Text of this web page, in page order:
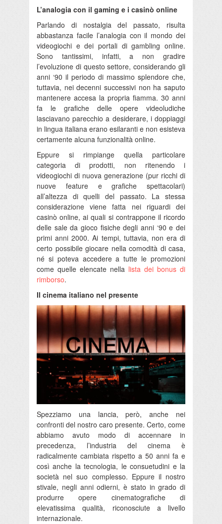
L’analogia con il gaming e i casinò online
Parlando di nostalgia del passato, risulta
abbastanza facile l’analogia con il mondo dei
videogiochi e dei portali di gambling online.
Sono tantissimi, infatti, a non gradire
l’evoluzione di questo settore, considerando gli
anni ‘90 il periodo di massimo splendore che,
tuttavia, nei decenni successivi non ha saputo
mantenere accesa la propria fiamma. 30 anni
fa le grafiche delle opere videoludiche
lasciavano parecchio a desiderare, i doppiaggi
in lingua italiana erano esilaranti e non esisteva
certamente alcuna funzionalità online.
Eppure si rimpiange quella particolare
categoria di prodotti, non ritenendo i
videogiochi di nuova generazione (pur ricchi di
nuove feature e grafiche spettacolari)
all’altezza di quelli del passato. La stessa
considerazione viene fatta nei riguardi dei
casinò online, ai quali si contrappone il ricordo
delle sale da gioco fisiche degli anni ‘90 e dei
primi anni 2000. Ai tempi, tuttavia, non era di
certo possibile giocare nella comodità di casa,
né si poteva accedere a tutte le promozioni
come quelle elencate nella lista dei bonus di
rimborso.
Il cinema italiano nel presente
Spezziamo una lancia, però, anche nei
confronti del nostro caro presente. Certo, come
abbiamo avuto modo di accennare in
precedenza, l’industria del cinema è
radicalmente cambiata rispetto a 50 anni fa e
così anche la tecnologia, le consuetudini e la
società nel suo complesso. Eppure il nostro
stivale, negli anni odierni, è stato in grado di
produrre opere cinematografiche di
elevatissima qualità, riconosciute a livello
internazionale.